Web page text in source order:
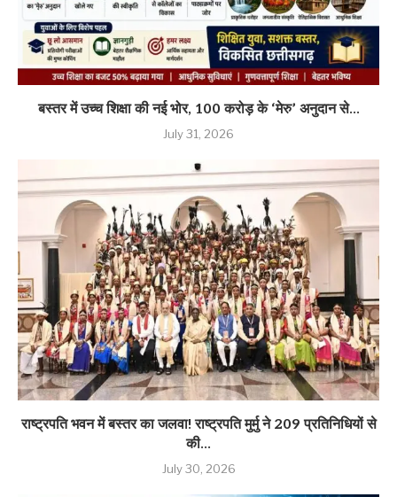
बस्तर में उच्च शिक्षा की नई भोर, 100 करोड़ के ‘मेरु’ अनुदान से...
July 31, 2026
राष्ट्रपति भवन में बस्तर का जलवा! राष्ट्रपति मुर्मु ने 209 प्रतिनिधियों से
की...
July 30, 2026